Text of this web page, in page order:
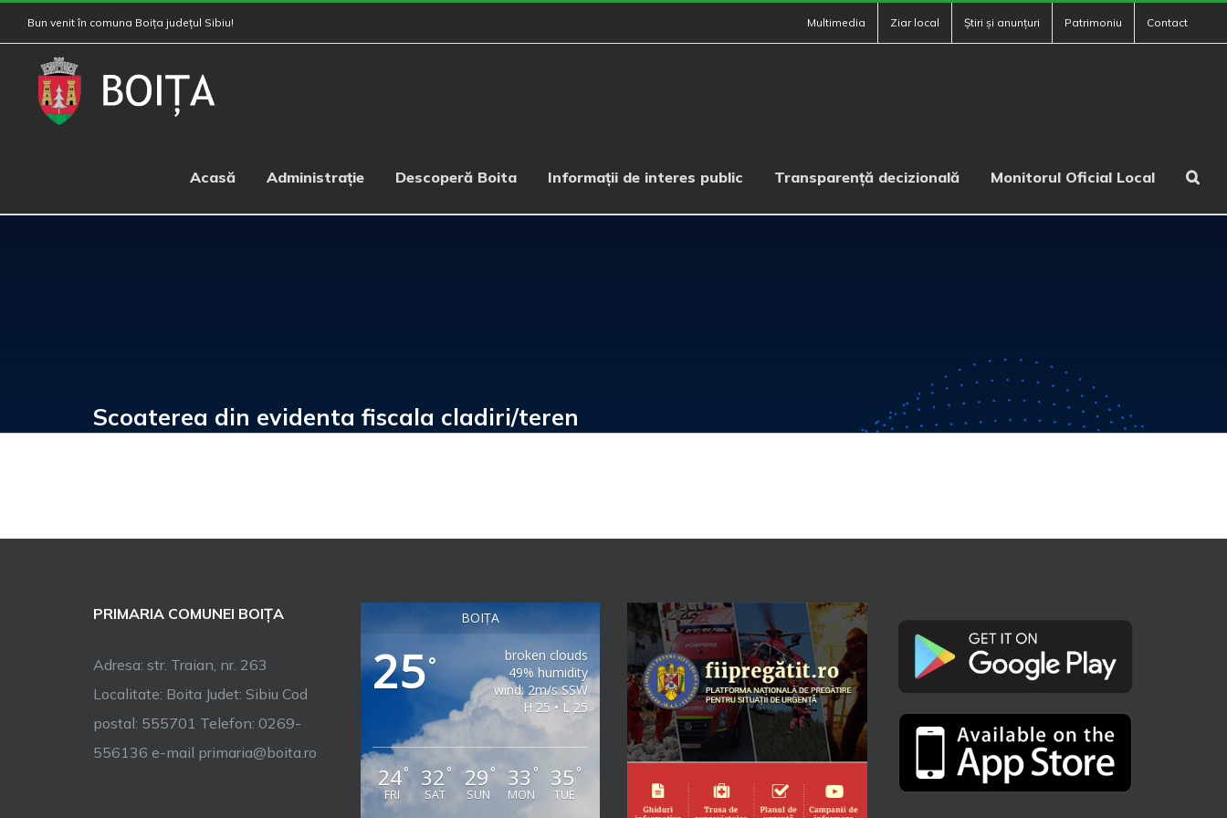
to
content
Bun venit în comuna Boița județul Sibiu! Multimedia Ziar local Știri și anunțuri Patrimoniu Contact
Acasă Administrație Descoperă Boita Informații de interes public Transparență decizională Monitorul Oficial Local
Scoaterea din evidenta fiscala cladiri/teren
PRIMARIA COMUNEI BOIȚA
Adresa: str. Traian, nr. 263
Localitate: Boita Judet: Sibiu Cod
postal: 555701 Telefon: 0269-
556136 e-mail primaria@boita.ro
BOIȚA
25°
broken clouds
49% humidity
wind: 2m/s SSW
H 25 • L 25
24°
FRI
32 °
SAT
29 °
SUN
33 °
MON
35 °
TUE